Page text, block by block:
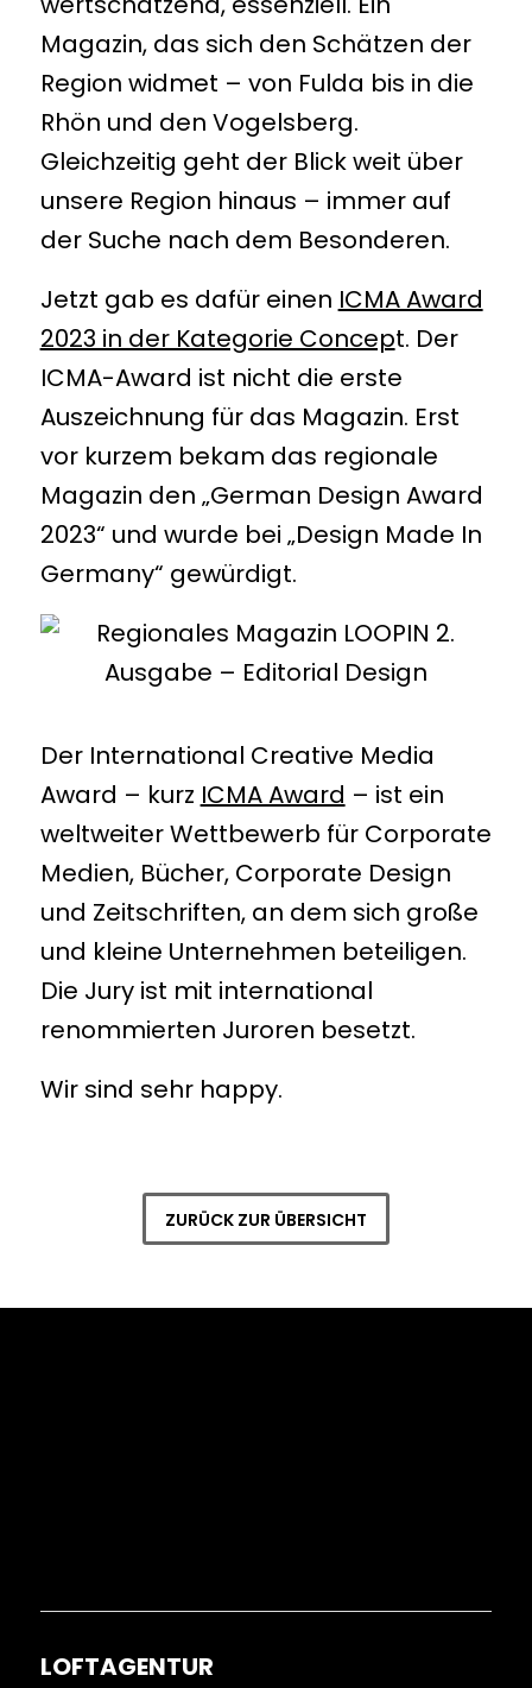
Magazin, das sich den Schätzen der
Region widmet – von Fulda bis in die
Rhön und den Vogelsberg.
Gleichzeitig geht der Blick weit über
unsere Region hinaus – immer auf
der Suche nach dem Besonderen.
Jetzt gab es dafür einen ICMA Award
2023 in der Kategorie Concept. Der
ICMA-Award ist nicht die erste
Auszeichnung für das Magazin. Erst
vor kurzem bekam das regionale
Magazin den „German Design Award
2023“ und wurde bei „Design Made In
Germany“ gewürdigt.
Der International Creative Media
Award – kurz ICMA Award – ist ein
weltweiter Wettbewerb für Corporate
Medien, Bücher, Corporate Design
und Zeitschriften, an dem sich große
und kleine Unternehmen beteiligen.
Die Jury ist mit international
renommierten Juroren besetzt.
Wir sind sehr happy.
ZURÜCK ZUR ÜBERSICHT
LOFTAGENTUR